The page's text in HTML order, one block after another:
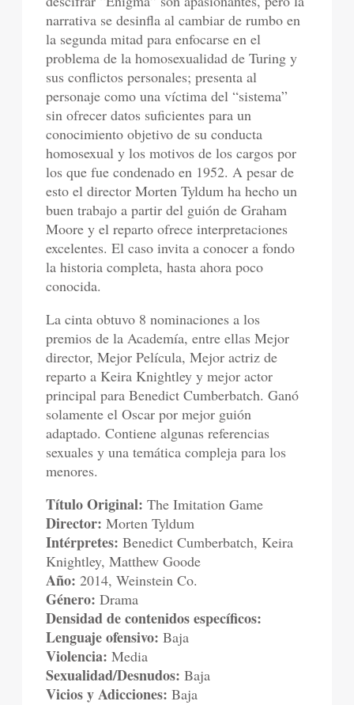
narrativa se desinfla al cambiar de rumbo en
la segunda mitad para enfocarse en el
problema de la homosexualidad de Turing y
sus conflictos personales; presenta al
personaje como una víctima del “sistema”
sin ofrecer datos suficientes para un
conocimiento objetivo de su conducta
homosexual y los motivos de los cargos por
los que fue condenado en 1952. A pesar de
esto el director Morten Tyldum ha hecho un
buen trabajo a partir del guión de Graham
Moore y el reparto ofrece interpretaciones
excelentes. El caso invita a conocer a fondo
la historia completa, hasta ahora poco
conocida.
La cinta obtuvo 8 nominaciones a los
premios de la Academía, entre ellas Mejor
director, Mejor Película, Mejor actriz de
reparto a Keira Knightley y mejor actor
principal para Benedict Cumberbatch. Ganó
solamente el Oscar por mejor guión
adaptado. Contiene algunas referencias
sexuales y una temática compleja para los
menores.
Título Original: The Imitation Game
Director: Morten Tyldum
Intérpretes: Benedict Cumberbatch, Keira
Knightley, Matthew Goode
Año: 2014, Weinstein Co.
Género: Drama
Densidad de contenidos específicos:
Lenguaje ofensivo: Baja
Violencia: Media
Sexualidad/Desnudos: Baja
Vicios y Adicciones: Baja